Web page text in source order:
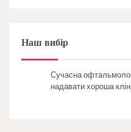
Наш вибір
Сучасна
надавати хороша